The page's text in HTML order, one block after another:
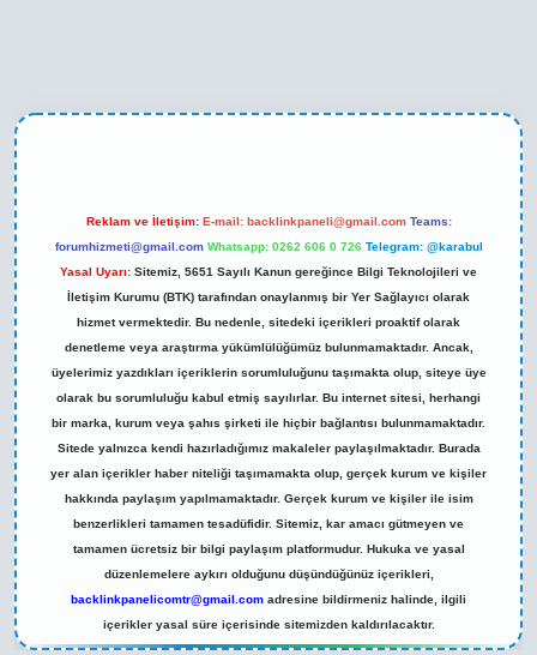
Reklam ve İletişim: E-mail: backlinkpaneli@gmail.com Teams:
forumhizmeti@gmail.com Whatsapp: 0262 606 0 726 Telegram: @karabul
Yasal Uyarı: Sitemiz, 5651 Sayılı Kanun gereğince Bilgi Teknolojileri ve
İletişim Kurumu (BTK) tarafından onaylanmış bir Yer Sağlayıcı olarak
hizmet vermektedir. Bu nedenle, sitedeki içerikleri proaktif olarak
denetleme veya araştırma yükümlülüğümüz bulunmamaktadır. Ancak,
üyelerimiz yazdıkları içeriklerin sorumluluğunu taşımakta olup, siteye üye
olarak bu sorumluluğu kabul etmiş sayılırlar. Bu internet sitesi, herhangi
bir marka, kurum veya şahıs şirketi ile hiçbir bağlantısı bulunmamaktadır.
Sitede yalnızca kendi hazırladığımız makaleler paylaşılmaktadır. Burada
yer alan içerikler haber niteliği taşımamakta olup, gerçek kurum ve kişiler
hakkında paylaşım yapılmamaktadır. Gerçek kurum ve kişiler ile isim
benzerlikleri tamamen tesadüfidir. Sitemiz, kar amacı gütmeyen ve
tamamen ücretsiz bir bilgi paylaşım platformudur. Hukuka ve yasal
düzenlemelere aykırı olduğunu düşündüğünüz içerikleri,
backlinkpanelicomtr@gmail.com adresine bildirmeniz halinde, ilgili
içerikler yasal süre içerisinde sitemizden kaldırılacaktır.